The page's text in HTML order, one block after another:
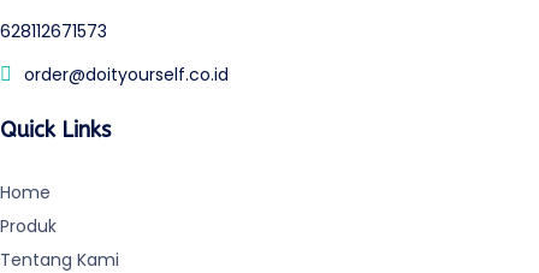
628112671573
order@doityourself.co.id
Quick Links
Home
Produk
Tentang Kami